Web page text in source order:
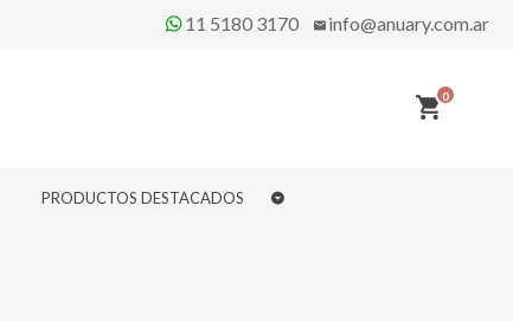
11 5180 3170 info@anuary.com.ar
0
PRODUCTOS DESTACADOS